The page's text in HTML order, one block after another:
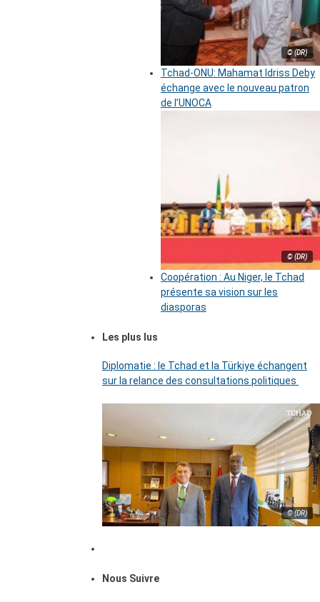
© (DR)
Tchad-ONU: Mahamat Idriss Deby
échange avec le nouveau patron
de l’UNOCA
© (DR)
Coopération : Au Niger, le Tchad
présente sa vision sur les
diasporas
Les plus lus
Diplomatie : le Tchad et la Türkiye échangent
sur la relance des consultations politiques
© (DR)
Nous Suivre